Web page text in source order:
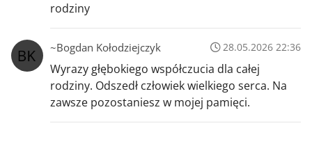
rodziny
~Bogdan Kołodziejczyk 28.05.2026 22:36
Wyrazy głębokiego współczucia dla całej
rodziny. Odszedł człowiek wielkiego serca. Na
zawsze pozostaniesz w mojej pamięci.